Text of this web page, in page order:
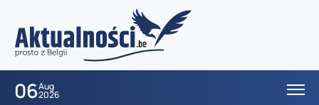
06Aug
2026